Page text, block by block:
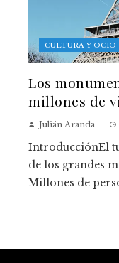
CULTURA Y OCIO
Los
millones de
Julián Aranda
IntroducciónEl
de los grandes
Millones de